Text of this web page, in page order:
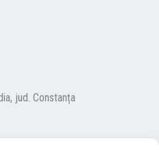
jud. Constanța